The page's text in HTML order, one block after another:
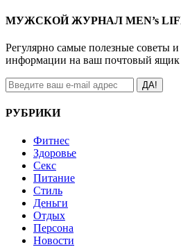
МУЖСКОЙ ЖУРНАЛ MEN’s
Регулярно самые полезные советы
информации на ваш почтовый ящик
ДА!
РУБРИКИ
Фитнес
Здоровье
Секс
Питание
Стиль
Деньги
Отдых
Персона
Новости